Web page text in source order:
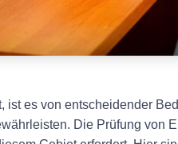
es von entscheidender
Die Prüfung von